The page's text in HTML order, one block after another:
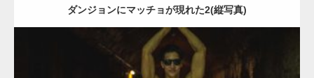
ダンジョンにマッチョが現れた2(縦写真)